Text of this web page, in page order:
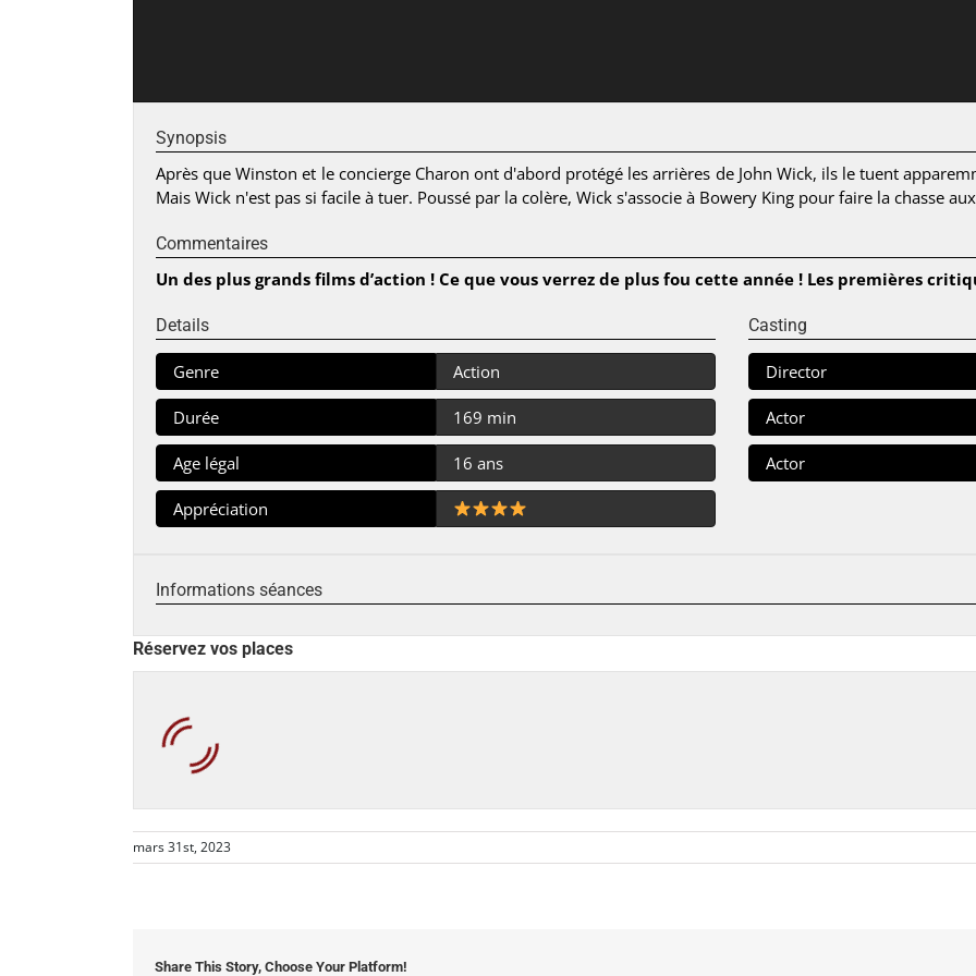
Synopsis
Après que Winston et le concierge Charon ont d'abord protégé les arrières de John Wick, ils le tuent
Mais Wick n'est pas si facile à tuer. Poussé par la colère, Wick s'associe à Bowery King pour faire la chasse
Commentaires
Un des plus grands films d’action ! Ce que vous verrez de plus fou cette année ! Les premières
Details
Genre Action
Durée 169 min
Age légal 16 ans
Appréciation
Casting
Director
Actor
Actor
Informations séances
Réservez vos places
mars 31st, 2023
Share This Story, Choose Your Platform!